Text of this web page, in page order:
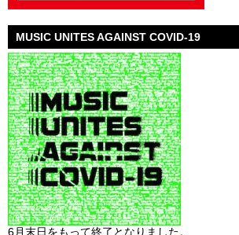
MUSIC UNITES AGAINST COVID-19
6月末日をもって終了となりました。